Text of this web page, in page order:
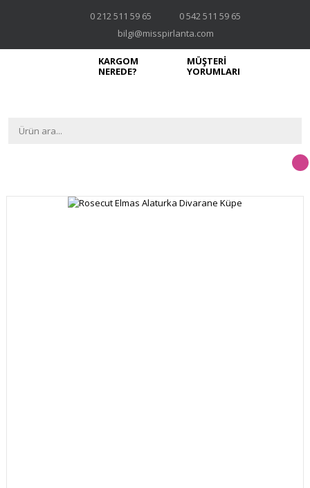
0 212 511 59 65
0 542 511 59 65
bilgi@misspirlanta.com
KARGOM
NEREDE?
MÜŞTERİ
YORUMLARI